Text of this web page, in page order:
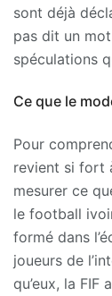
sont déjà
pas dit un
spéculations
Ce que le
Pour
revient si fort
mesurer ce
le football
formé dans
joueurs de
qu’eux, la